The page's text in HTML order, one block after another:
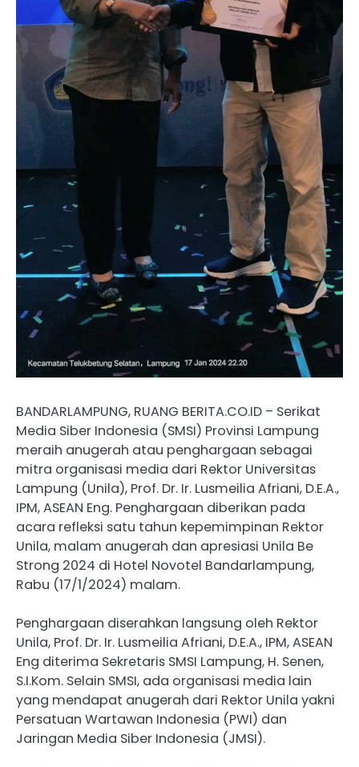
BANDARLAMPUNG, RUANG BERITA.CO.ID – Serikat
Media Siber Indonesia (SMSI) Provinsi Lampung
meraih anugerah atau penghargaan sebagai
mitra organisasi media dari Rektor Universitas
Lampung (Unila), Prof. Dr. Ir. Lusmeilia Afriani, D.E.A.,
IPM, ASEAN Eng. Penghargaan diberikan pada
acara refleksi satu tahun kepemimpinan Rektor
Unila, malam anugerah dan apresiasi Unila Be
Strong 2024 di Hotel Novotel Bandarlampung,
Rabu (17/1/2024) malam.
Penghargaan diserahkan langsung oleh Rektor
Unila, Prof. Dr. Ir. Lusmeilia Afriani, D.E.A., IPM, ASEAN
Eng diterima Sekretaris SMSI Lampung, H. Senen,
S.I.Kom. Selain SMSI, ada organisasi media lain
yang mendapat anugerah dari Rektor Unila yakni
Persatuan Wartawan Indonesia (PWI) dan
Jaringan Media Siber Indonesia (JMSI).